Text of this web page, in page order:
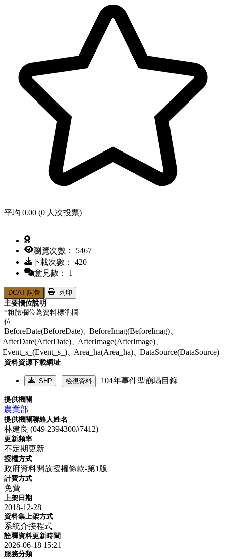
平均 0.00 (0 人次投票)
瀏覽次數： 5467
下載次數： 420
意見數： 1
DCAT 詞彙
列印
主要欄位說明
*粗體欄位為資料標準欄
位
BeforeDate(BeforeDate)、BeforeImag(BeforeImag)、
AfterDate(AfterDate)、AfterImage(AfterImage)、
Event_s_(Event_s_)、Area_ha(Area_ha)、DataSource(DataSource)
資料資源下載網址
SHP 檢視資料 104年事件型崩塌目錄
提供機關
農業部
提供機關聯絡人姓名
林建良 (049-2394300#7412)
更新頻率
不定期更新
授權方式
政府資料開放授權條款-第1版
計費方式
免費
上架日期
2018-12-28
資料集上架方式
系統介接程式
詮釋資料更新時間
2026-06-18 15:21
服務分類